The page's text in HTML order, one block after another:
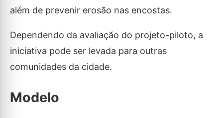
além de prevenir erosão nas encostas.
Dependendo da avaliação do projeto-piloto, a
iniciativa pode ser levada para outras
comunidades da cidade.
Modelo